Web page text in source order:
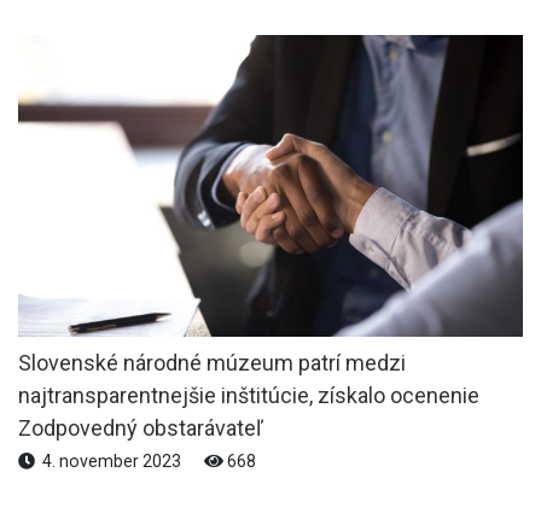
Slovenské národné múzeum patrí medzi
najtransparentnejšie inštitúcie, získalo ocenenie
Zodpovedný obstarávateľ
4. november 2023 668